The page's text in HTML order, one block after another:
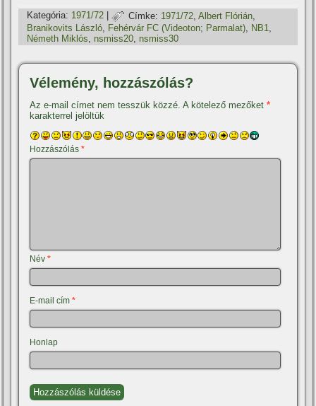
Kategória: 1971/72 | Címke: 1971/72 ,Albert Flórián
Branikovits László, Fehérvár FC (Videoton; Parmalat), NB1,
Németh Miklós, nsmiss20, nsmiss30
Vélemény, hozzászólás?
Az e-mail címet nem tesszük közzé. A kötelező mezőket*
karakterrel jelöltük
Hozzászólás*
Név*
E-mail cím*
Honlap